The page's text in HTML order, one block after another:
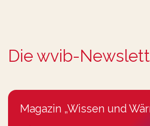
Die wvib-
Magazin „Wissen und